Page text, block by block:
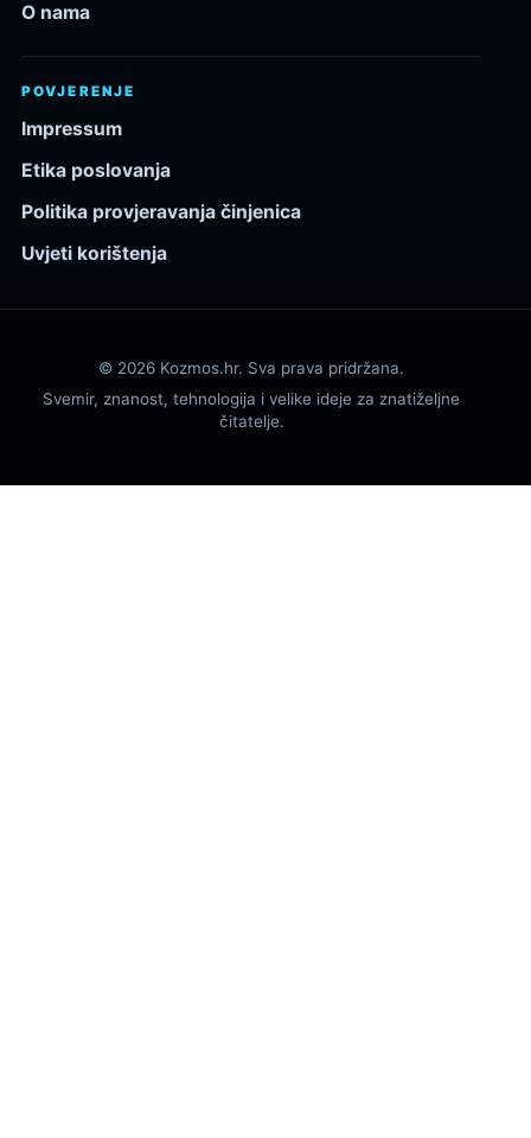
O nama
POVJERENJE
Impressum
Etika poslovanja
Politika provjeravanja činjenica
Uvjeti korištenja
© 2026 Kozmos.hr. Sva prava pridržana.
Svemir, znanost, tehnologija i velike ideje za znatiželjne
čitatelje.